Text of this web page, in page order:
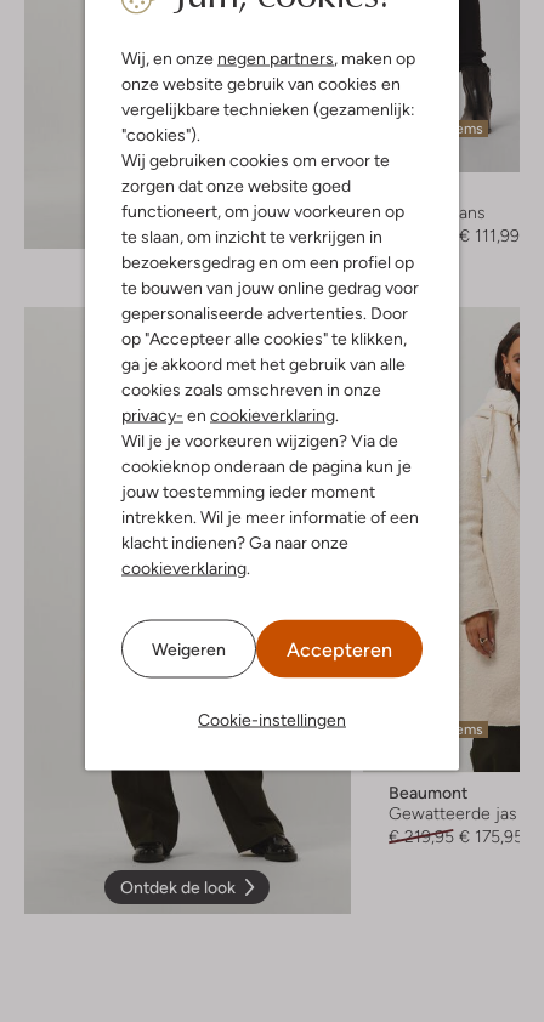
Wij, en onze negen partners, maken op
onze website gebruik van cookies en
vergelijkbare technieken (gezamenlijk:
"cookies").
Wij gebruiken cookies om ervoor te
zorgen dat onze website goed
functioneert, om jouw voorkeuren op
te slaan, om inzicht te verkrijgen in
bezoekersgedrag en om een profiel op
te bouwen van jouw online gedrag voor
gepersonaliseerde advertenties. Door
op "Accepteer alle cookies" te klikken,
ga je akkoord met het gebruik van alle
cookies zoals omschreven in onze
privacy- en cookieverklaring.
Wil je je voorkeuren wijzigen? Via de
cookieknop onderaan de pagina kun je
jouw toestemming ieder moment
intrekken. Wil je meer informatie of een
klacht indienen? Ga naar onze
cookieverklaring.
Weigeren Accepteren
Cookie-instellingen
Ontdek de look
Laatste items
Skinny jeans
€ 111,99
Ontdek de look
Laatste items
Beaumont
Gewatteerde jas
€ 219,95 € 175,95